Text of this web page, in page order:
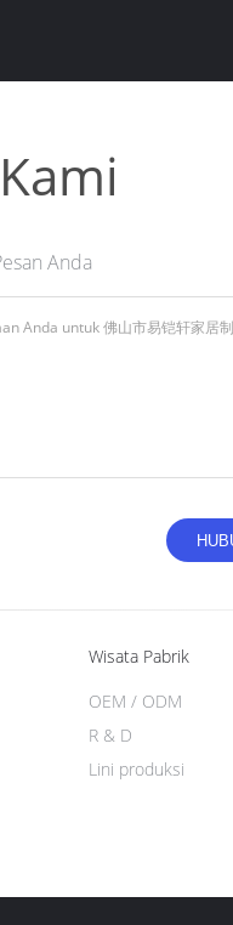
Anda
Wisata Pabrik
Lini produksi
OEM / ODM
R & D